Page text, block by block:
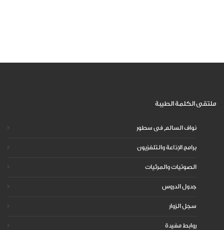
ملتقى الكلمة الطيبة
نواف السالم فى سطور
برامج الإذاعة والتلفزيون
الصوتيات والمرئيات
جدول الدروس
سجل الزوار
روابط مفيدة